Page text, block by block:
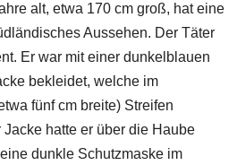
alt, etwa 170 cm groß, hat eine
Aussehen. Der Täter
Er war mit einer dunkelblauen
bekleidet, welche im
fünf cm breite) Streifen
hatte er über die Haube
dunkle Schutzmaske im